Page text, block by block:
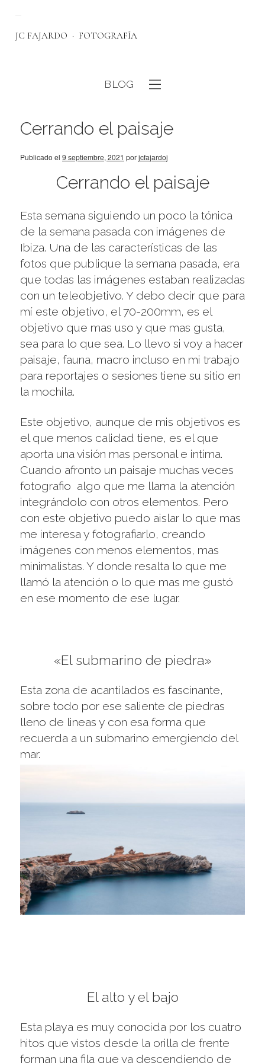
JC FAJARDO FOTOGRAFÍA
BLOG
Cerrando el paisaje
Publicado el 9 septiembre, 2021 porjcfajardoj
Cerrando el paisaje
Esta semana siguiendo un poco la tónica
de la semana pasada con imágenes de
Ibiza. Una de las características de las
fotos que publique la semana pasada, era
que todas las imágenes estaban realizadas
con un teleobjetivo. Y debo decir que para
mí este objetivo, el 70-200mm, es el
objetivo que mas uso y que mas gusta,
sea para lo que sea. Lo llevo si voy a hacer
paisaje, fauna, macro incluso en mi trabajo
para reportajes o sesiones tiene su sitio en
la mochila.
Este objetivo, aunque de mis objetivos es
el que menos calidad tiene, es el que
aporta una visión mas personal e intima.
Cuando afronto un paisaje muchas veces
fotografio algo que me llama la atención
integrándolo con otros elementos. Pero
con este objetivo puedo aislar lo que mas
me interesa y fotografiarlo, creando
imágenes con menos elementos, mas
minimalistas. Y donde resalta lo que me
llamó la atención o lo que mas me gustó
en ese momento de ese lugar.
«El submarino de piedra»
Esta zona de acantilados es fascinante,
sobre todo por ese saliente de piedras
lleno de lineas y con esa forma que
recuerda a un submarino emergiendo del
mar.
El alto y el bajo
Esta playa es muy conocida por los cuatro
hitos que vistos desde la orilla de frente
forman una fila que va descendiendo de